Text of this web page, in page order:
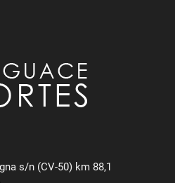
s/n (CV-50) km 88,1